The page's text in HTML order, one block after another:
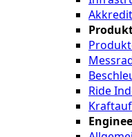
Ride